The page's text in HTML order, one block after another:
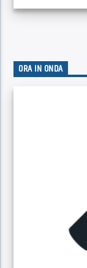
ORA IN ONDA